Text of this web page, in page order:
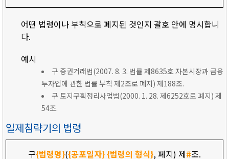
어떤 법령이나 부칙으로 폐지된 것인지 괄호 안에 명시합니
다.
예시
구 증권거래법(2007. 8. 3. 법률 제8635호 자본시장과 금융
투자업에 관한 법률 부칙 제2조로 폐지) 제188조.
구 토지구획정리사업법(2000. 1. 28. 제6252호로 폐지) 제
54조.
일제침략기의 법령
구{법령명}({공포일자}{법령의 형식}, 폐지) 제#조.